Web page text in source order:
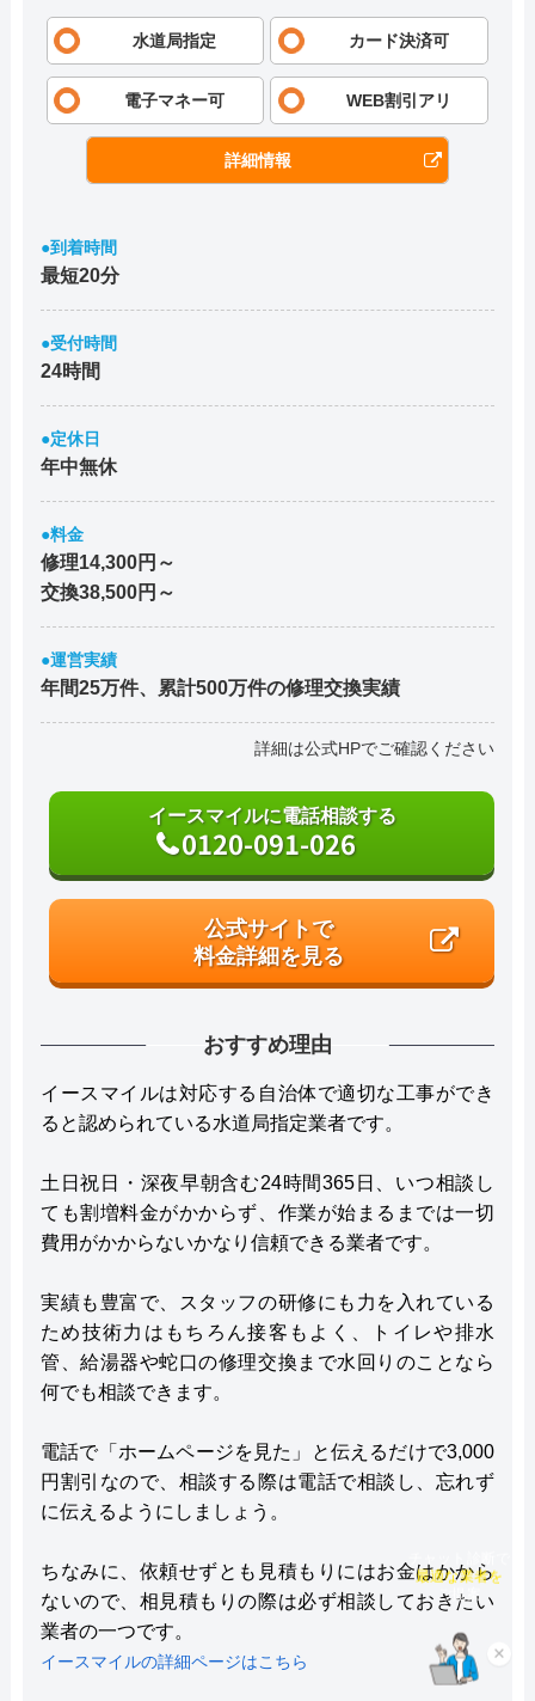
水道局指定 カード決済可
電子マネー可 WEB割引アリ
詳細情報
●到着時間
最短20分
●受付時間
24時間
●定休日
年中無休
●料金
修理14,300円～
交換38,500円～
●運営実績
年間25万件、累計500万件の修理交換実績
詳細は公式HPでご確認ください
イースマイルに電話相談する
0120-091-026
公式サイトで
料金詳細を見る
おすすめ理由
イースマイルは対応する自治体で適切な工事ができ
ると認められている水道局指定業者です。
土日祝日・深夜早朝含む24時間365日、いつ相談し
ても割増料金がかからず、作業が始まるまでは一切
費用がかからないかなり信頼できる業者です。
実績も豊富で、スタッフの研修にも力を入れている
ため技術力はもちろん接客もよく、トイレや排水
管、給湯器や蛇口の修理交換まで水回りのことなら
何でも相談できます。
電話で「ホームページを見た」と伝えるだけで3,000
円割引なので、相談する際は電話で相談し、忘れず
に伝えるようにしましょう。
ちなみに、依頼せずとも見積もりにはお金はかから
ないので、相見積もりの際は必ず相談しておきたい
業者の一つです。
イースマイルの詳細ページはこちら ×
最適な業者を
ご提案